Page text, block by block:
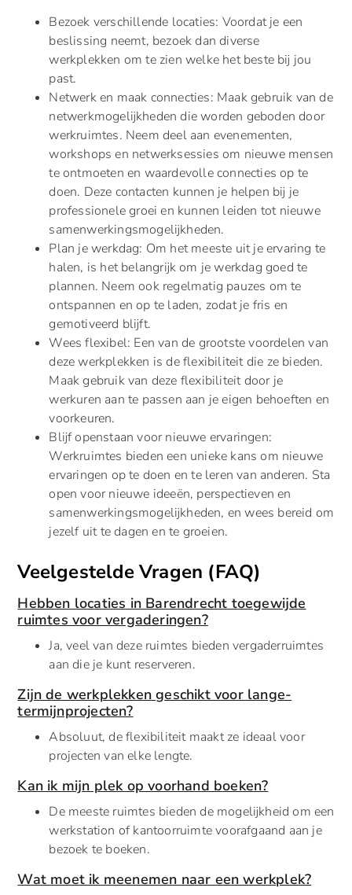
Bezoek verschillende locaties: Voordat je een
beslissing neemt, bezoek dan diverse
werkplekken om te zien welke het beste bij jou
past.
Netwerk en maak connecties: Maak gebruik van de
netwerkmogelijkheden die worden geboden door
werkruimtes. Neem deel aan evenementen,
workshops en netwerksessies om nieuwe mensen
te ontmoeten en waardevolle connecties op te
doen. Deze contacten kunnen je helpen bij je
professionele groei en kunnen leiden tot nieuwe
samenwerkingsmogelijkheden.
Plan je werkdag: Om het meeste uit je ervaring te
halen, is het belangrijk om je werkdag goed te
plannen. Neem ook regelmatig pauzes om te
ontspannen en op te laden, zodat je fris en
gemotiveerd blijft.
Wees flexibel: Een van de grootste voordelen van
deze werkplekken is de flexibiliteit die ze bieden.
Maak gebruik van deze flexibiliteit door je
werkuren aan te passen aan je eigen behoeften en
voorkeuren.
Blijf openstaan voor nieuwe ervaringen:
Werkruimtes bieden een unieke kans om nieuwe
ervaringen op te doen en te leren van anderen. Sta
open voor nieuwe ideeën, perspectieven en
samenwerkingsmogelijkheden, en wees bereid om
jezelf uit te dagen en te groeien.
Veelgestelde Vragen (FAQ)
Hebben locaties in Barendrecht toegewijde
ruimtes voor vergaderingen?
Ja, veel van deze ruimtes bieden vergaderruimtes
aan die je kunt reserveren.
Zijn de werkplekken geschikt voor lange-
termijnprojecten?
Absoluut, de flexibiliteit maakt ze ideaal voor
projecten van elke lengte.
Kan ik mijn plek op voorhand boeken?
De meeste ruimtes bieden de mogelijkheid om een
werkstation of kantoorruimte voorafgaand aan je
bezoek te boeken.
Wat moet ik meenemen naar een werkplek?